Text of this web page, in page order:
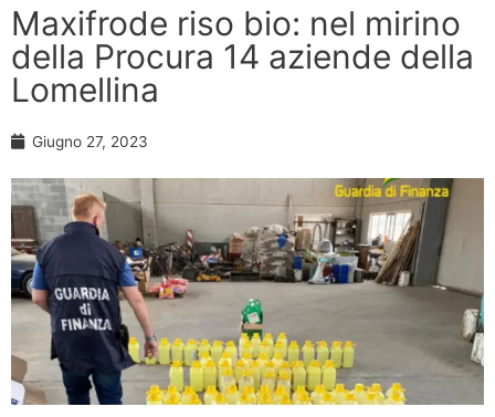
Maxifrode riso bio: nel mirino
della Procura 14 aziende della
Lomellina
Giugno 27, 2023